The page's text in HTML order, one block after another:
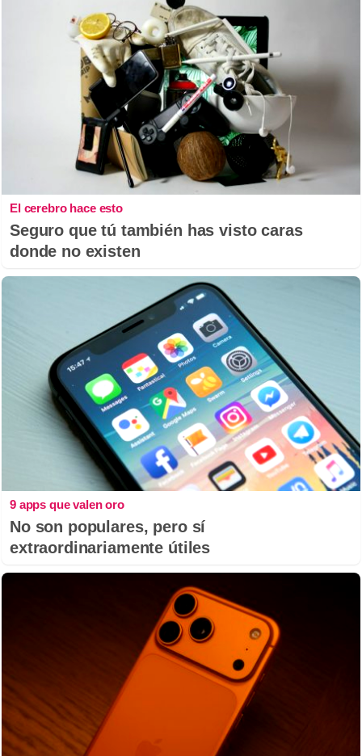
El cerebro hace esto
Seguro que tú también has visto caras
donde no existen
9 apps que valen oro
No son populares, pero sí
extraordinariamente útiles